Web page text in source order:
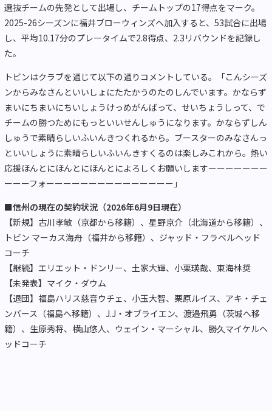
選抜チームの先発として出場し、チームトップの17得点をマーク。
2025-26シーズンに福井ブローウィンズへ加入すると、53試合に出場
し、平均10.17分のプレータイムで2.8得点、2.3リバウンドを記録し
た。
トビンはクラブを通じて以下の通りコメントしている。「こんシーズ
ンからみなさんといいしょにたたかうのたのしんでいます。かならず
まいにちまいにちいしょうけっめがんばって、せいちょうしって、で
チームの勝つためにもっといいせんしゅうになります。かならずしん
しゅうで素晴らしいふいんきつくれるから。ブースターのみなさんっ
といいしょうに素晴らしいふいんきすくるのは楽しみこれから。熱い
応援ほんとにほんとにほんとによろしくお願いしますーーーーーーー
ーーーフォーーーーーーーーーーーーーーー」
■信州の現在の契約状況（2026年6月9日現在）
【新規】古川孝敏（京都から移籍）、星野京介（北海道から移籍）、
トビン マーカス海舟（福井から移籍）、ジャッド・フラベルヘッド
コーチ
【継続】エリエット・ドンリー、土家大輝、小栗瑛哉、東海林奨
【未発表】マイク・ダウム
【退団】福島ハリス慈音ウチェ、小玉大智、栗原ルイス、アキ・チェ
ンバース（福島へ移籍）、J.J・オブライエン、渡邉飛勇（茨城へ移
籍）、生原秀将、横山悠人、ウェイン・マーシャル、勝久マイケルヘ
ッドコーチ